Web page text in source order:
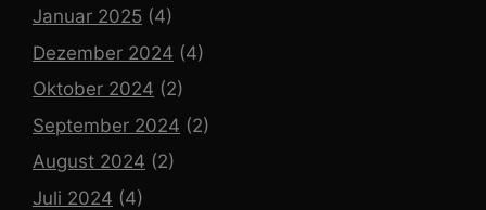
Januar 2025 (4)
Dezember 2024 (4)
Oktober 2024 (2)
September 2024 (2)
August 2024 (2)
Juli 2024 (4)